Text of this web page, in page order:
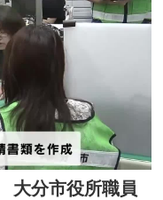
大分市役所職員